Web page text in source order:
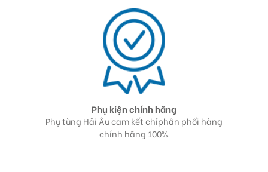
Phụ kiện chính hãng
Phụ tùng Hải Âu cam kết chỉphân phối hàng
chính hãng 100%